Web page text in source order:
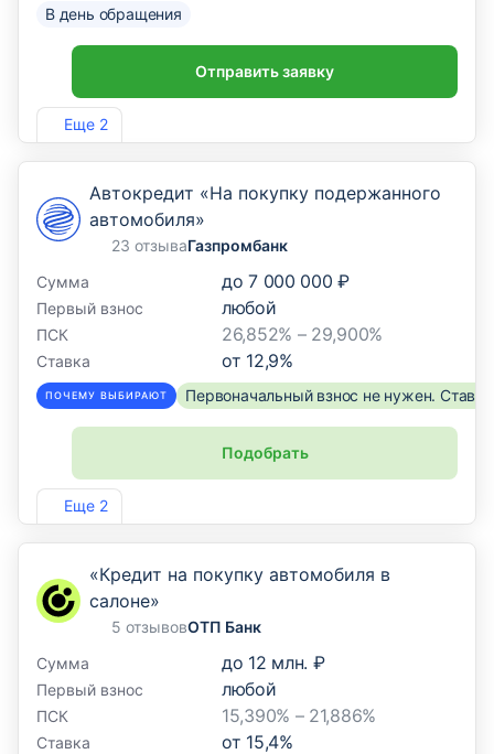
Еще 2
В день обращения
Отправить заявку
Лиц. №963
Еще 2
Автокредит «На покупку подержанного
автомобиля»
23 отзываГазпромбанк
Сумма
до 7 000 000 ₽
Первый взнос любой
ПСК 26,852% – 29,900%
Ставка от 12,9%
ПОЧЕМУ ВЫБИРАЮТ Первоначальный взнос не нужен.
Подобрать
Лиц. №354
«Кредит на покупку автомобиля в
салоне»
5 отзывовОТП Банк
Сумма
до 12 млн. ₽
Первый взнос любой
ПСК 15,390% – 21,886%
Ставка от 15,4%